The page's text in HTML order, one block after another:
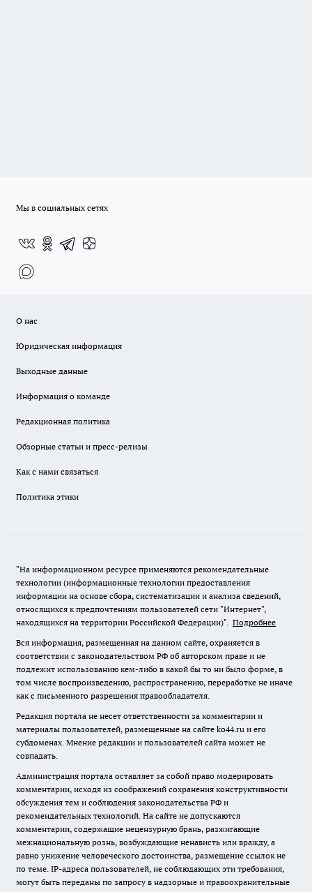
Мы в социальных сетях
О нас
Юридическая информация
Выходные данные
Информация о команде
Редакционная политика
Обзорные статьи и пресс-релизы
Как с нами связаться
Политика этики
"На информационном ресурсе применяются рекомендательные
технологии (информационные технологии предоставления
информации на основе сбора, систематизации и анализа сведений,
относящихся к предпочтениям пользователей сети "Интернет",
находящихся на территории Российской Федерации)". Подробнее
Вся информация, размещенная на данном сайте, охраняется в
соответствии с законодательством РФ об авторском праве и не
подлежит использованию кем-либо в какой бы то ни было форме, в
том числе воспроизведению, распространению, переработке не иначе
как с письменного разрешения правообладателя.
Редакция портала не несет ответственности за комментарии и
материалы пользователей, размещенные на сайте ko44.ru и его
субдоменах. Мнение редакции и пользователей сайта может не
совпадать.
Администрация портала оставляет за собой право модерировать
комментарии, исходя из соображений сохранения конструктивности
обсуждения тем и соблюдения законодательства РФ и
рекомендательных технологий. На сайте не допускаются
комментарии, содержащие нецензурную брань, разжигающие
межнациональную рознь, возбуждающие ненависть или вражду, а
равно унижение человеческого достоинства, размещение ссылок не
по теме. IP-адреса пользователей, не соблюдающих эти требования,
могут быть переданы по запросу в надзорные и правоохранительные